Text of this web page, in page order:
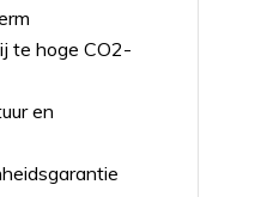
te hoge CO2-
en